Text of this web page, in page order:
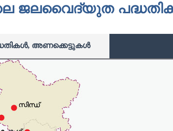
ജലവൈദ്യുത
അണക്കെട്ടുകൾ